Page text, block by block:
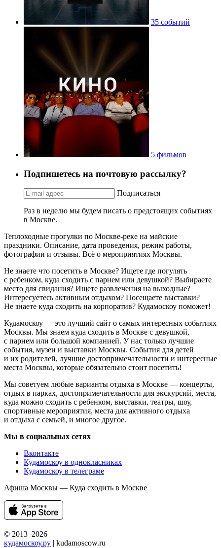
35 событий
5 фильмов
Подпишетесь на почтовую рассылку?
Подписаться
Раз в неделю мы будем писать о предстоящих событиях
в Москве.
Теплоходные прогулки по Москве-реке на майские
праздники. Описание, дата проведения, режим работы,
фотографии и отзывы. Всё о мероприятиях Москвы.
Не знаете что посетить в Москве? Ищете где погулять
с ребенком, куда сходить с парнем или девушкой? Выбираете
место для свидания? Ищете развлечения на выходные?
Интересуетесь активным отдыхом? Посещаете выставки?
Не знаете куда сходить на корпоратив? Кудамоскоу поможет!
Кудамоскоу — это лучший сайт о самых интересных событиях
Москвы. Мы знаем куда сходить в Москве с девушкой,
с парнем или большой компанией. У нас только лучшие
события, музеи и выставки Москвы. События для детей
и их родителей, лучшие достопримечательности и интересные
места Москвы, которые обязательно стоит посетить!
Мы советуем любые варианты отдыха в Москве — концерты,
отдых в парках, достопримечательности для экскурсий, места,
куда можно сходить с ребенком, выставки, театры, шоу,
спортивные мероприятия, места для активного отдыха
и отдыха с семьей, и многое другое.
Мы в социальных сетях
Вконтакте
Кудамоскоу в однокласниках
Кудамоскоу в телеграме
Афиша Москвы — Куда сходить в Москве
© 2013–2026
кудамоскоу.ру | kudamoscow.ru